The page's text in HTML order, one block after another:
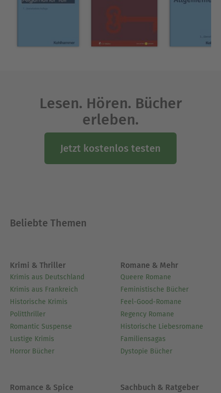
Lesen. Hören. Bücher
erleben.
Jetzt kostenlos testen
Beliebte Themen
Krimi & Thriller
Krimis aus Deutschland
Krimis aus Frankreich
Historische Krimis
Politthriller
Romantic Suspense
Lustige Krimis
Horror Bücher
Romane & Mehr
Queere Romane
Feministische Bücher
Feel-Good-Romane
Regency Romane
Historische Liebesromane
Familiensagas
Dystopie Bücher
Romance & Spice Sachbuch & Ratgeber